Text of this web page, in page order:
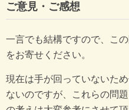
ご意見・ご感想
一言でも結構ですので、こ
をお寄せください。
現在は手が回っていないた
ないのですが、これらの問